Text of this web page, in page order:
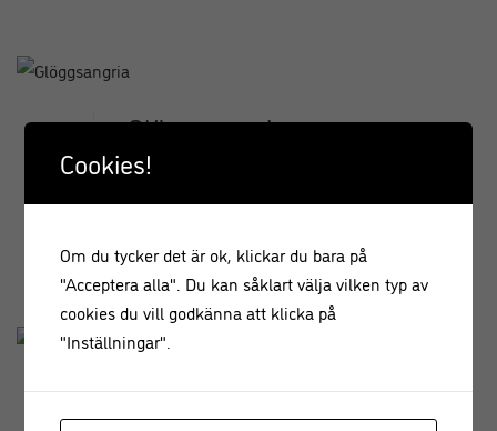
Glöggsangria
Leilas Julmumma
Cookies!
Om du tycker det är ok, klickar du bara på
"Acceptera alla". Du kan såklart välja vilken typ av
cookies du vill godkänna att klicka på
"Inställningar".